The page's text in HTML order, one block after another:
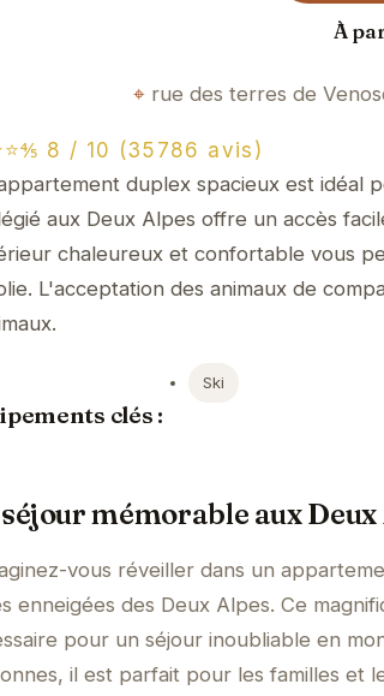
À
rue des terres de
8 / 10 (35786 avis)
duplex spacieux est idéal
aux Deux Alpes offre un accès
chaleureux et confortable vous
L'acceptation des animaux de
clés :
Ski
mémorable aux
vous réveiller dans un
enneigées des Deux Alpes. Ce
pour un séjour inoubliable en
il est parfait pour les familles et